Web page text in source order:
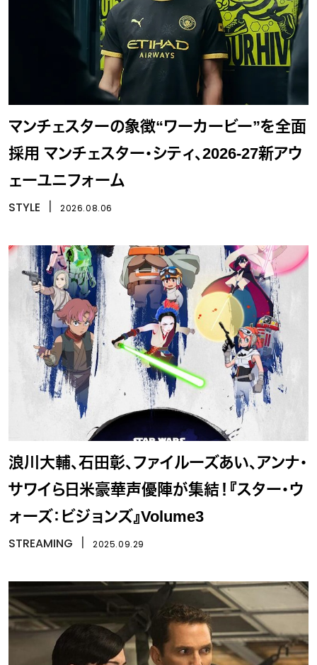
マンチェスターの象徴“ワーカービー”を全面
採用 マンチェスター・シティ、2026-27新アウ
ェーユニフォーム
STYLE 2026.08.06
浪川大輔、石田彰、ファイルーズあい、アンナ・
サワイら日米豪華声優陣が集結！『スター・ウ
ォーズ：ビジョンズ』Volume3
STREAMING 2025.09.29